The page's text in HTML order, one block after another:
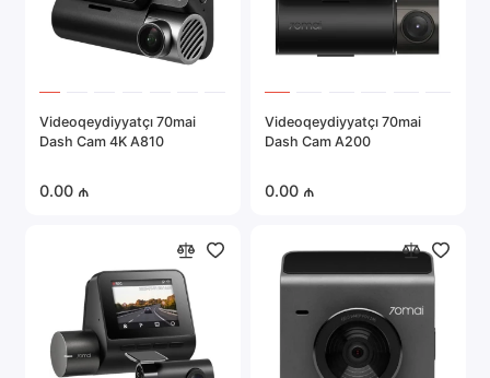
Videoqeydiyyatçı 70mai
Dash Cam 4K A810
0.00 ₼
Videoqeydiyyatçı 70mai
Dash Cam A200
0.00 ₼